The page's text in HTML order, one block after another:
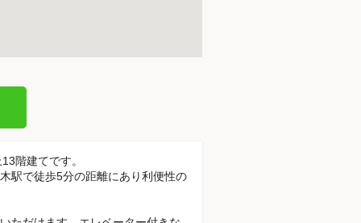
階建てです。
駅で徒歩5分の距離にあり利便性の